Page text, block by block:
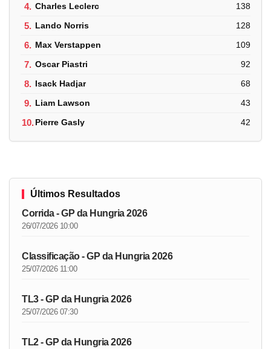
4. Charles Leclerc 138
5. Lando Norris 128
6. Max Verstappen 109
7. Oscar Piastri 92
8. Isack Hadjar 68
9. Liam Lawson 43
10.Pierre Gasly 42
Últimos Resultados
Corrida - GP da Hungria 2026
26/07/2026 10:00
Classificação - GP da Hungria 2026
25/07/2026 11:00
TL3 - GP da Hungria 2026
25/07/2026 07:30
TL2 - GP da Hungria 2026